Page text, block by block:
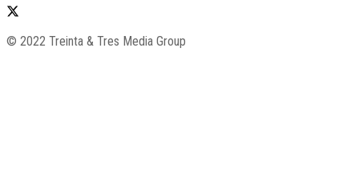
© 2022 Treinta & Tres Media Group